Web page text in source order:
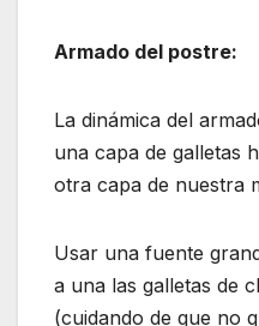
Armado del postre:
La dinámica del
una capa de galletas
otra capa de nuestra
Usar una fuente
a una las galletas de
(cuidando de que no